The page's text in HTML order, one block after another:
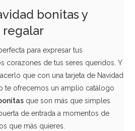
bonitas y
regalar
para expresar tus
corazones de tus seres queridos. Y
que con una tarjeta de Navidad
te ofrecemos un amplio catálogo
que son más que simples
de entrada a momentos de
que más quieres.